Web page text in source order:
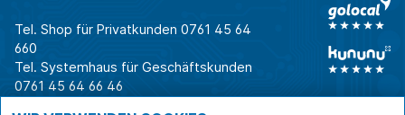
Tel. Shop für Privatkunden 0761 45 64
660
Tel. Systemhaus für Geschäftskunden
0761 45 64 66 46
Warum CAB
IT für